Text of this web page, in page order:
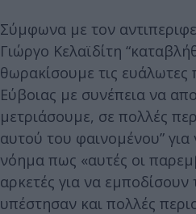
Σύμφωνα με τον
Γιώργο Κελαϊδίτη
θωρακίσουμε τις ευάλωτες
Εύβοιας με συνέπεια να
μετριάσουμε, σε πολλές
αυτού του φαινομένου”
νόημα πως «αυτές οι
αρκετές για να
υπέστησαν και πολλές